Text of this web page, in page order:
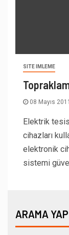
SITE IMLEME
08 Mayıs 2011
Elektrik
cihazları
elektronik
sistemi
ARAMA YAP